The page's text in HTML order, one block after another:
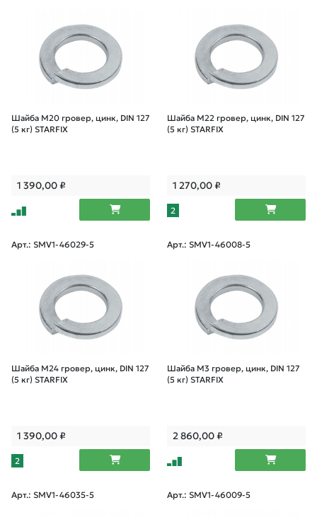
Шайба М20 гровер, цинк, DIN 127
(5 кг) STARFIX
1 390,00₽
Шайба М22 гровер, цинк, DIN 127
(5 кг) STARFIX
1 270,00₽
2
Арт.: SMV1-46029-5
Шайба М24 гровер, цинк, DIN 127
(5 кг) STARFIX
1 390,00₽
2
Арт.: SMV1-46008-5
Шайба М3 гровер, цинк, DIN 127
(5 кг) STARFIX
2 860,00₽
Арт.: SMV1-46035-5 Арт.: SMV1-46009-5